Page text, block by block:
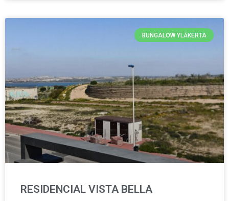
BUNGALOW YLÄKERTA
RESIDENCIAL VISTA BELLA